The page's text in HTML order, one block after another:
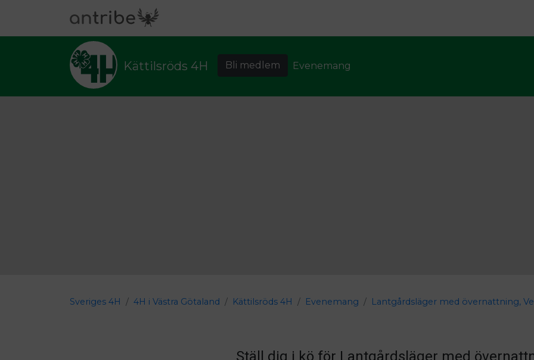
Kättilsröds 4H Bli medlem Evenemang
Sveriges 4H 4H i Västra Götaland Kättilsröds 4H Evenemang Lantgårdsläger med övernattning,
Ställ dig i kö för Lantgårdsläger med